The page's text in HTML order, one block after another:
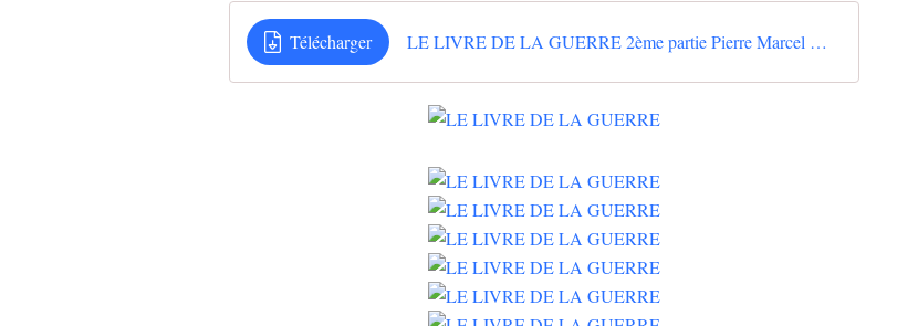
Télécharger LE LIVRE DE LA GUERRE 2ème partie Pierre Marcel Montmory Éditeur